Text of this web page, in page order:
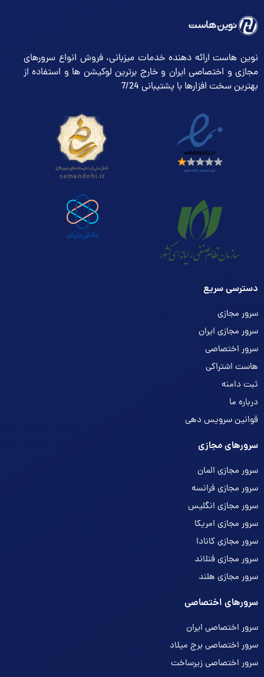
نوین هاست ارائه دهنده خدمات میزبانی، فروش انواع سرورهای
مجازی و اختصاصی ایران و خارج برترین لوکیشن ها و استفاده از
بهترین سخت افزارها با پشتیبانی 7/24
دسترسی سریع
سرور مجازی
سرور مجازی ایران
سرور اختصاصی
هاست اشتراکی
ثبت دامنه
درباره ما
قوانین سرویس دهی
سرورهای مجازی
سرور مجازی المان
سرور مجازی فرانسه
سرور مجازی انگلیس
سرور مجازی امریکا
سرور مجازی کانادا
سرور مجازی فنلاند
سرور مجازی هلند
سرورهای اختصاصی
سرور اختصاصی ایران
سرور اختصاصی برج میلاد
سرور اختصاصی زیرساخت